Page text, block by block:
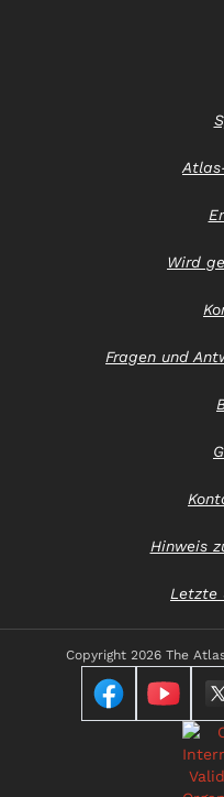
Wird
Fragen und
Hinweis
Letzte
Copyright 2026 The